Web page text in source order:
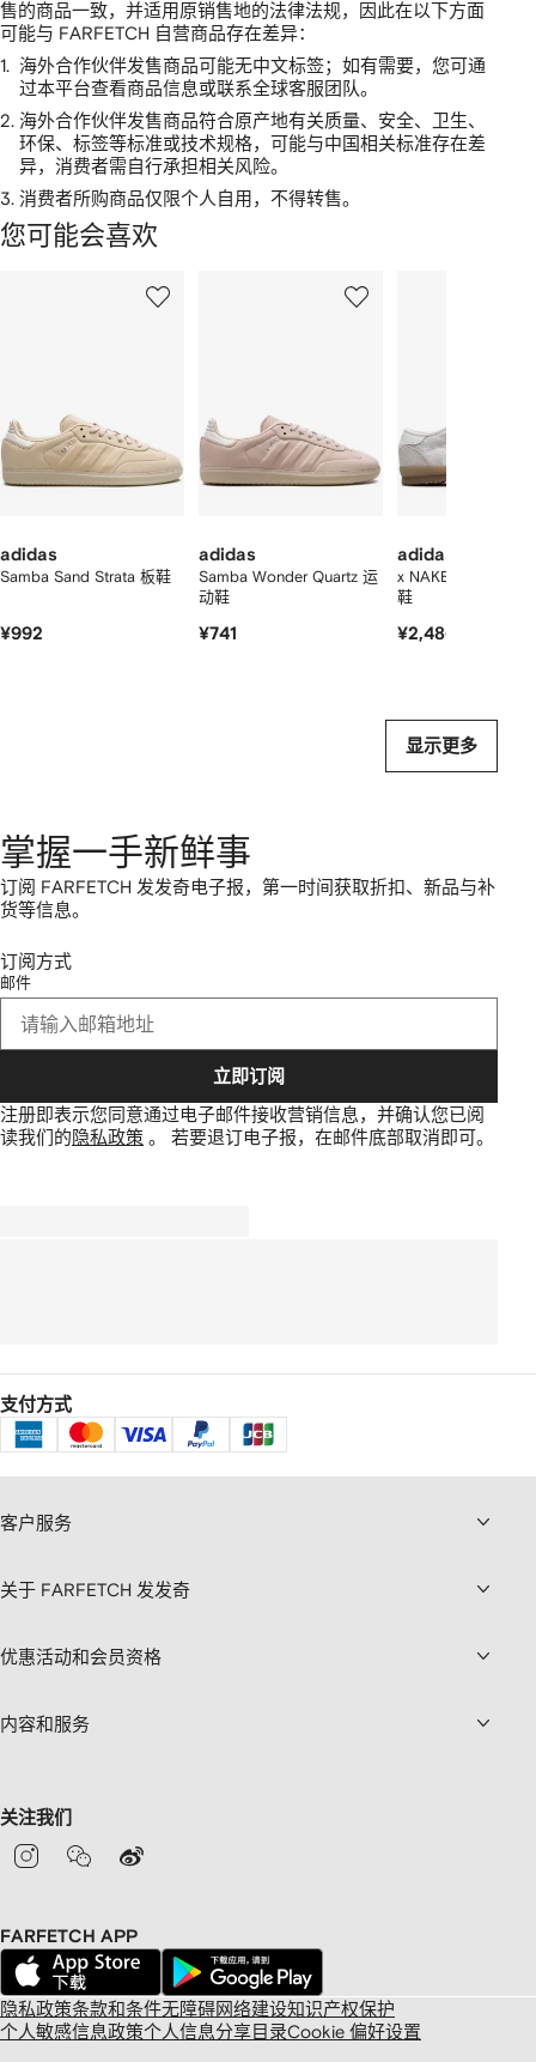
售的商品一致，并适用原销售地的法律法规，因此在以下方面
可能与 FARFETCH 自营商品存在差异：
1. 海外合作伙伴发售商品可能无中文标签；如有需要，您可通
过本平台查看商品信息或联系全球客服团队。
2. 海外合作伙伴发售商品符合原产地有关质量、安全、卫生、
环保、标签等标准或技术规格，可能与中国相关标准存在差
异，消费者需自行承担相关风险。
3. 消费者所购商品仅限个人自用，不得转售。
您可能会喜欢
adidas
Samba Sand Strata 板鞋
¥992
adidas
Samba Wonder Quartz 运
动鞋
¥741
adidas
x NAKED
鞋
¥2,486
显示更多
掌握一手新鲜事
订阅 FARFETCH 发发奇电子报，第一时间获取折扣、新品与补
货等信息。
订阅方式
邮件
立即订阅
注册即表示您同意通过电子邮件接收营销信息，并确认您已阅
读我们的 隐私政策 。 若要退订电子报，在邮件底部取消即可。
支付方式
客户服务
关于 FARFETCH 发发奇
优惠活动和会员资格
内容和服务
关注我们
FARFETCH APP
隐私政策条款和条件无障碍网络建设知识产权保护
个人敏感信息政策个人信息分享目录Cookie 偏好设置